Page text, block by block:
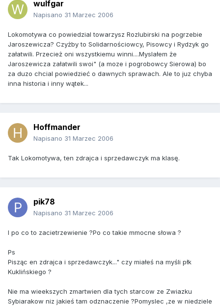
wulfgar
Napisano 31 Marzec 2006
Lokomotywa co powiedzial towarzysz Rozlubirski na pogrzebie
Jaroszewicza? Czyżby to Solidarnościowcy, Pisowcy i Rydzyk go
załatwili. Przecież oni wszystkiemu winni....Myslałem że
Jaroszewicza załatwili swoi" (a moze i pogrobowcy Sierowa) bo
za duzo chcial powiedzieć o dawnych sprawach. Ale to juz chyba
inna historia i inny wątek...
Hoffmander
Napisano 31 Marzec 2006
Tak Lokomotywa, ten zdrajca i sprzedawczyk ma klasę.
pik78
Napisano 31 Marzec 2006
I po co to zacietrzewienie ?Po co takie mmocne słowa ?
Ps
Pisząc en zdrajca i sprzedawczyk..." czy miałeś na myśli płk
Kuklińskiego ?
Nie ma wieekszych zmartwien dla tych starcow ze Zwiazku
Sybiarakow niz jakieś tam odznaczenie ?Pomyslec ,ze w niedziele